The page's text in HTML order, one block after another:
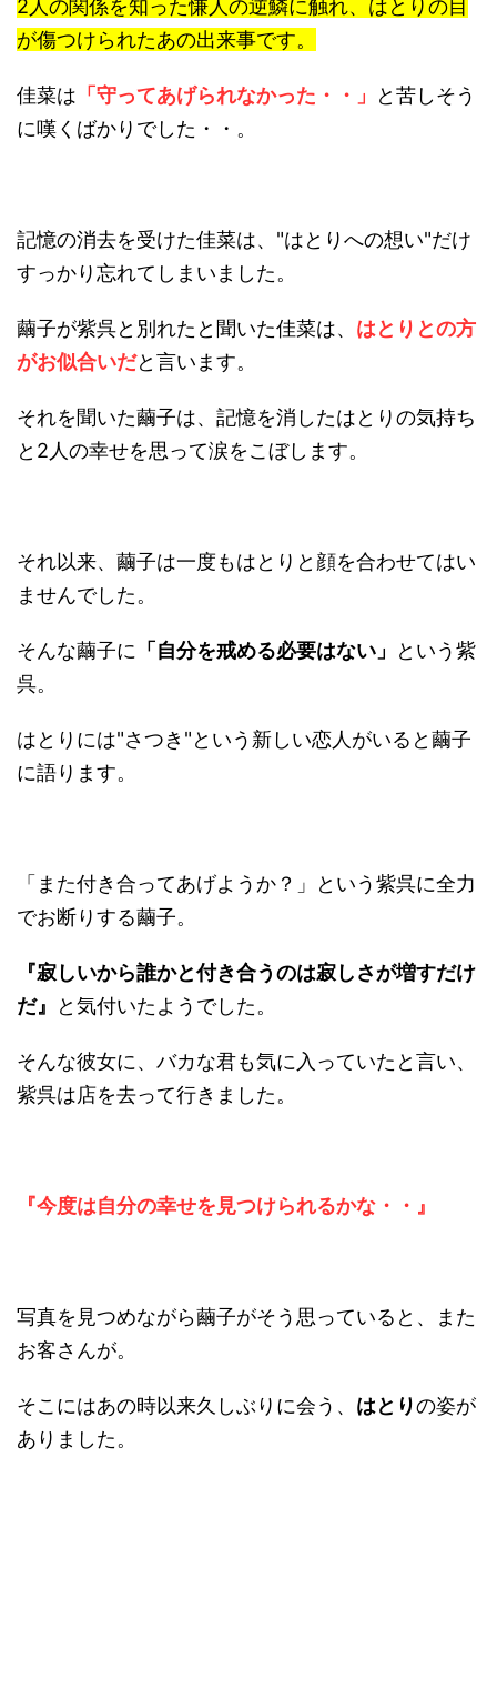
2人の関係を知った慊人の逆鱗に触れ、はとりの目
が傷つけられたあの出来事です。
佳菜は 「守ってあげられなかった・・」
と苦しそう
に嘆くばかりでした・・。
記憶の消去を受けた佳菜は、"はとりへの想い"だけ
すっかり忘れてしまいました。
繭子が紫呉と別れたと聞いた佳菜は、 はとりとの方
がお似合いだと言います。
それを聞いた繭子は、記憶を消したはとりの気持ち
と2人の幸せを思って涙をこぼします。
それ以来、繭子は一度もはとりと顔を合わせてはい
ませんでした。
そんな繭子に 「自分を戒める必要はない」
という紫
呉。
はとりには"さつき"という新しい恋人がいると繭子
に語ります。
「また付き合ってあげようか？」という紫呉に全力
でお断りする繭子。
『寂しいから誰かと付き合うのは寂しさが増すだけ
だ』
と気付いたようでした。
そんな彼女に、バカな君も気に入っていたと言い、
紫呉は店を去って行きました。
『今度は自分の幸せを見つけられるかな・・』
写真を見つめながら繭子がそう思っていると、また
お客さんが。
そこにはあの時以来久しぶりに会う、 はとりの姿が
ありました。